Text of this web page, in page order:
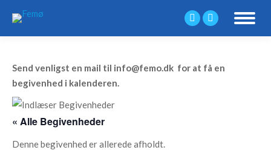
Facebook
in
Mail
in
Send venligst en mail til info@­femo.dk for at få en
begivenhed i kalenderen.
« Alle Begivenheder
Denne begivenhed er allerede afholdt.